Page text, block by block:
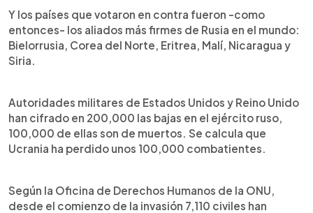
Y los países que votaron en contra fueron -como
entonces- los aliados más firmes de Rusia en el mundo:
Bielorrusia, Corea del Norte, Eritrea, Malí, Nicaragua y
Siria.
Autoridades militares de Estados Unidos y Reino Unido
han cifrado en 200,000 las bajas en el ejército ruso,
100,000 de ellas son de muertos. Se calcula que
Ucrania ha perdido unos 100,000 combatientes.
Según la Oficina de Derechos Humanos de la ONU,
desde el comienzo de la invasión 7,110 civiles han